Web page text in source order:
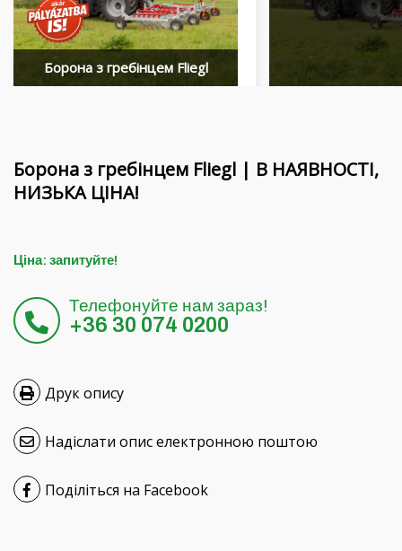
Робочі інструменти Quivogne
Грунтова техніка LETÁK-LEKO
Інші аксесуари
Кар’єра
Про нас
Контакти
Magyar
Борона з гребінцем Fliegl
Борона з гребінцем Fliegl | В НАЯВНОСТІ,
НИЗЬКА ЦІНА!
Ціна: запитуйте!
Телефонуйте нам зараз!
+36 30 074 0200
Друк опису
Надіслати опис електронною поштою
Поділіться на Facebook